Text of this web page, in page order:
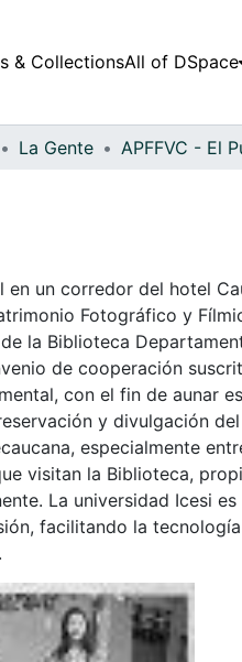
& CollectionsAll of DSpace
La Gente
en un corredor del hotel
Fotográfico y
la Biblioteca
de cooperación
con el fin de aunar
y divulgación
especialmente
visitan la Biblioteca,
La universidad Icesi
facilitando la